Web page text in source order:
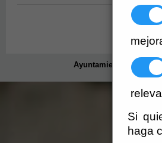
Si
haga
Ayuntamiento de Senés